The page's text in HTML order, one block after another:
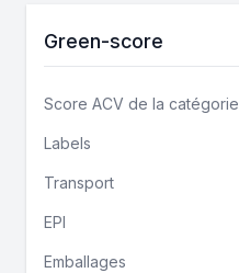
Green-score
Score ACV de la catégorie
Labels
Transport
EPI
Emballages